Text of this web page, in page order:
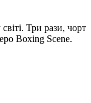
Три рази, чорт
Boxing Scene.